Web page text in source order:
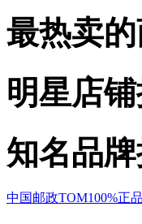
最热卖
明星店
知名品
中国邮政TOM100%正